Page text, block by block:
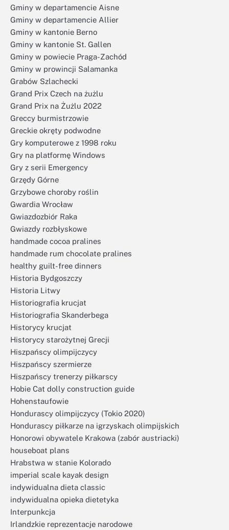
Gminy w departamencie Aisne
Gminy w departamencie Allier
Gminy w kantonie Berno
Gminy w kantonie St. Gallen
Gminy w powiecie Praga-Zachód
Gminy w prowincji Salamanka
Grabów Szlachecki
Grand Prix Czech na żużlu
Grand Prix na Żużlu 2022
Greccy burmistrzowie
Greckie okręty podwodne
Gry komputerowe z 1998 roku
Gry na platformę Windows
Gry z serii Emergency
Grzędy Górne
Grzybowe choroby roślin
Gwardia Wrocław
Gwiazdozbiór Raka
Gwiazdy rozbłyskowe
handmade cocoa pralines
handmade rum chocolate pralines
healthy guilt-free dinners
Historia Bydgoszczy
Historia Litwy
Historiografia krucjat
Historiografia Skanderbega
Historycy krucjat
Historycy starożytnej Grecji
Hiszpańscy olimpijczycy
Hiszpańscy szermierze
Hiszpańscy trenerzy piłkarscy
Hobie Cat dolly construction guide
Hohenstaufowie
Hondurascy olimpijczycy (Tokio 2020)
Hondurascy piłkarze na igrzyskach olimpijskich
Honorowi obywatele Krakowa (zabór austriacki)
houseboat plans
Hrabstwa w stanie Kolorado
imperial scale kayak design
indywidualna dieta classic
indywidualna opieka dietetyka
Interpunkcja
Irlandzkie reprezentacje narodowe